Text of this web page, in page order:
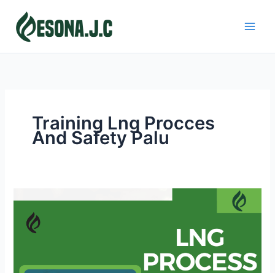
content
Training Lng Procces
And Safety Palu
PROCESS
AND